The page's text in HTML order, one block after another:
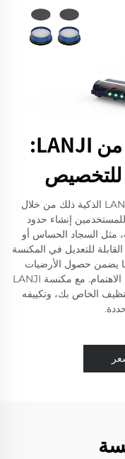
مكنسة كهربائية ذكية من LANJI:
للتخصيص
كل منزل فريد من نوعه، وتدرك مكنسة LANJI الذكية ذلك من خلال
إنشاء حدود
مثل السجاد الحساس أو
للتعديل في المكنسة
يضمن حصول الأرضيات
الخشبية والسجاد على المستوى المناسب من الاهتمام. مع مكنسة LANJI
الخاص بك، وتكييفه